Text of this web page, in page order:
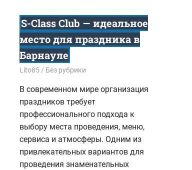
S-Class Club — идеальное
место для праздника в
Барнауле
12.02.2026
Lito85 Без рубрики
В современном мире организация
праздников требует
профессионального подхода к
выбору места проведения, меню,
сервиса и атмосферы. Одним из
привлекательных вариантов для
проведения знаменательных